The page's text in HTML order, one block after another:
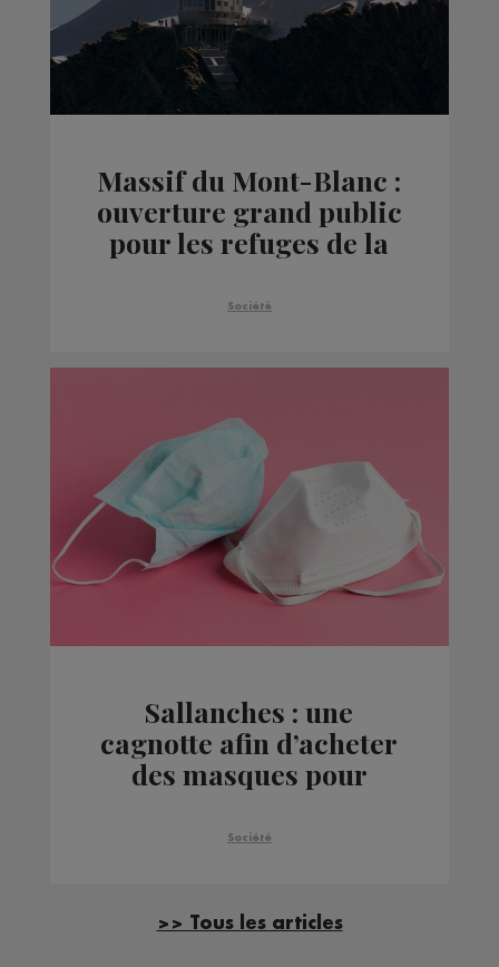
Massif du Mont-Blanc :
ouverture grand public
pour les refuges de la
Société
Sallanches : une
cagnotte afin d’acheter
des masques pour
Société
>> Tous les articles